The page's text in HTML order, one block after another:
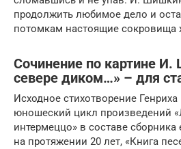
продолжить любимое дело и
потомкам настоящие сокровища
Сочинение по картине
севере диком…» – для
Исходное стихотворение Генриха
юношеский цикл произведений
интермеццо» в составе сборника
на протяжении 20 лет, «Книга